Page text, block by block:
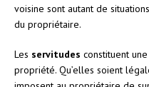
voisine sont autant de
du propriétaire.
Les servitudes constituent
propriété. Qu’elles soient